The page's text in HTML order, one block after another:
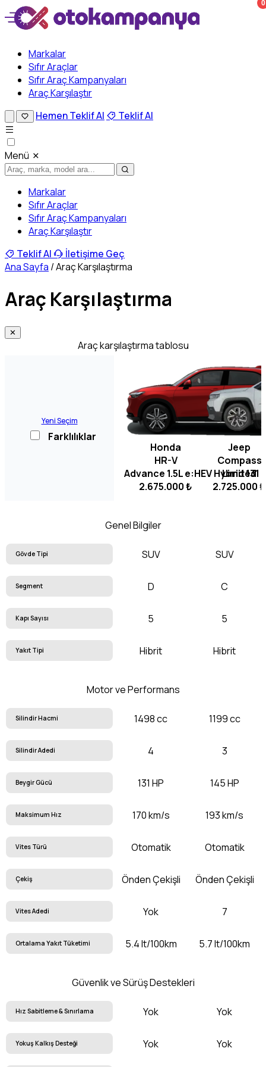
Markalar
Sıfır Araçlar
Sıfır Araç Kampanyaları
Araç Karşılaştır
0
Hemen Teklif Al Teklif Al
Menü
Markalar
Sıfır Araçlar
Sıfır Araç Kampanyaları
Araç Karşılaştır
Teklif Al
İletişime Geç
Ana Sayfa /Araç Karşılaştırma
Araç Karşılaştırma
✕
Araç karşılaştırma tablosu
Yeni Seçim
Farklılıklar
Honda
HR-V
Advance 1.5L e:HEV Hybrid 131
2.675.000 ₺
Jeep
Compass
Limited
2.725.000 ₺
Genel Bilgiler
Gövde Tipi SUV SUV
Segment D C
Kapı Sayısı 5 5
Yakıt Tipi Hibrit Hibrit
Motor ve Performans
Silindir Hacmi 1498 cc 1199 cc
Silindir Adedi 4 3
Beygir Gücü 131 HP 145 HP
Maksimum Hız 170 km/s 193 km/s
Vites Türü Otomatik Otomatik
Çekiş Önden Çekişli Önden Çekişli
Vites Adedi Yok 7
Ortalama Yakıt Tüketimi 5.4 lt/100km 5.7 lt/100km
Güvenlik ve Sürüş Destekleri
Hız Sabitleme & Sınırlama Yok Yok
Yokuş Kalkış Desteği Yok Yok